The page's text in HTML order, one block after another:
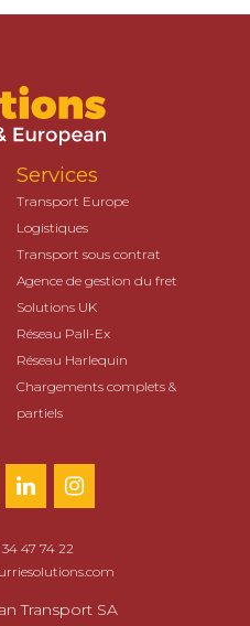
Services
Transport Europe
Logistiques
Transport sous contrat
Agence de gestion du fret
Solutions UK
Réseau Pall-Ex
Réseau Harlequin
Chargements complets &
partiels
34 47 74 22
Transport SA